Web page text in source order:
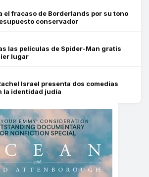
el fracaso de Borderlands por su tono
conservador
las películas de Spider-Man gratis
lugar
Israel presenta dos comedias
la identidad judía